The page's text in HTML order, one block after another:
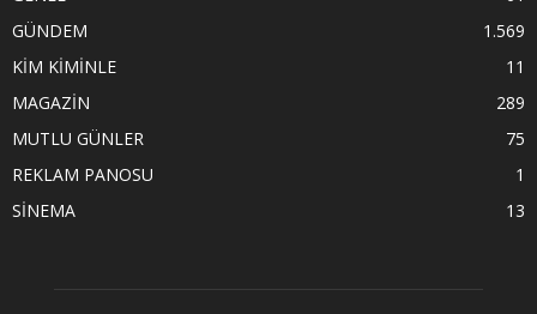
GÜNDEM
1.569
KİM KİMİNLE
11
MAGAZİN
289
MUTLU GÜNLER
75
REKLAM PANOSU
1
SİNEMA
13